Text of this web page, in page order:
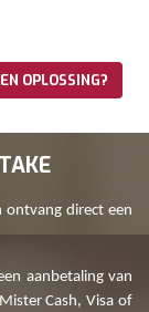
OPLOSSING?
ontvang direct een
aanbetaling van
Cash, Visa of